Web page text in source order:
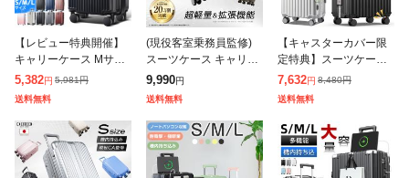
【レビュー特典開催】
キャリーケース Mサイ
ズ 7カラー スーツケー
ス キャリーバッグ 大容
量 静音 カップホルダー
USB充電
5,382円 5,981円
送料無料
(現役客室乗務員監修)
スーツケース キャリー
ケース Mサイズ 拡張機
能 ストッパー付き 超軽
量 68L キャリーバッグ
旅行
9,990円
送料無料
【キャスターカバー限
定特典】スーツケース
Sサイズ ストッパー付
き 高級 USB充電ポート
アルミフレーム 耐衝撃
最強 静音カ
7,632円 8,480円
送料無料